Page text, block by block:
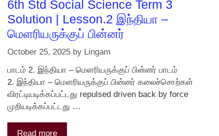
6th Std Social Science Term 3
Solution | Lesson.2 இந்தியா –
மெளரியருக்குப் பின்னர்
October 25, 2025 by Lingam
பாடம் 2. இந்தியா – மெளரியருக்குப் பின்னர் பாடம்
2. இந்தியா – மெளரியருக்குப் பின்னர் கலைச்சொற்கள்
விரட்டியடிக்கப்பட்டது repulsed driven back by force
முறியடிக்கப்பட்டது …
Read more